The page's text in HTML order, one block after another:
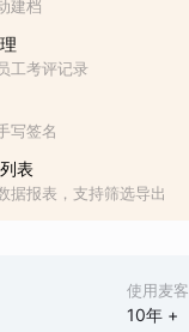
使用麦客
10年 +
建档
工考评记录
写签名
表
据报表，支持筛选导出